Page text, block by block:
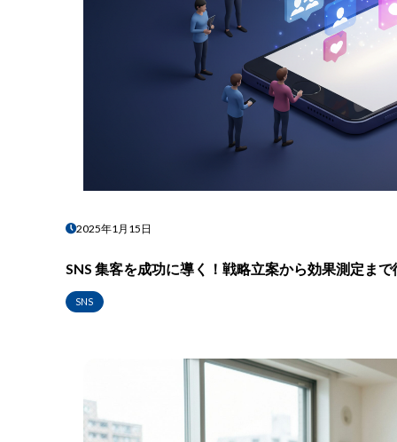
2025年1月15日
SNS 集客を成功に導く！戦略立案から効果測定まで
SNS